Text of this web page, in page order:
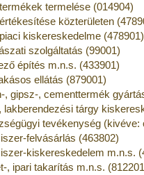
termelése (014904)
közterületen
kiskereskedelme (478901)
szolgáltatás (99001)
építés m.n.s. (433901)
ellátás (879001)
, gipsz-, cementtermék
lakberendezési tárgy
tevékenység
felvásárlás (463802)
kiskereskedelem m.n.s.
, ipari takarítás m.n.s.